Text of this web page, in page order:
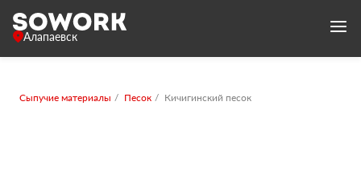
Алапаевск
Сыпучие материалы Песок Кичигинский песок